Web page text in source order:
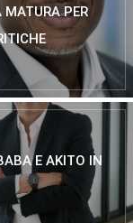
MATURA PER
E AKITO IN